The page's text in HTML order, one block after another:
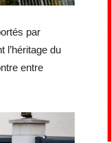
par
l’héritage du
entre